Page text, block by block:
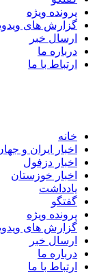
پرونده ویژه
گزارش های
ارسال خبر
درباره ما
ارتباط با ما
خانه
اخبار ایران و
اخبار دزفول
اخبار خوزستان
یادداشت
گفتگو
پرونده ویژه
گزارش های
ارسال خبر
درباره ما
ارتباط با ما